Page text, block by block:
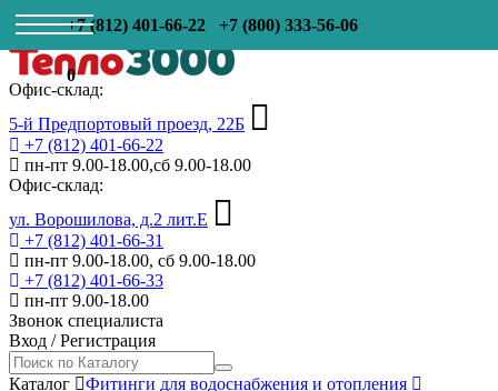
+7 (812) 401-66-22 +7 (800) 333-56-06
0
Офис-склад:
5-й Предпортовый проезд, 22Б
+7 (812) 401-66-22
пн-пт 9.00-18.00,сб 9.00-18.00
Офис-склад:
ул. Ворошилова, д.2 лит.Е
+7 (812) 401-66-31
пн-пт 9.00-18.00, сб 9.00-18.00
+7 (812) 401-66-33
пн-пт 9.00-18.00
Звонок специалиста
Вход /Регистрация
Каталог
Фитинги для водоснабжения и отопления